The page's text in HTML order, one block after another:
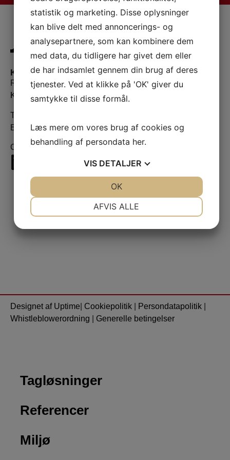
Kontaktinformation
Ryslinge Tagdækning A/S
Korsvangen 15, 5750 Ringe
Tlf:
E-mail:info@ryslingetag.dk
CVR.: 30554124
Designet af Uptime Cookiepolitik Persondatapolitik
Whistleblowerordning
Generelle betingelser
Tagløsninger
Referencer
Miljø
statistik og marketing. Disse oplysninger
kan blive delt med annoncerings- og
analysepartnere, som kan kombinere dem
med data, du tidligere har givet dem eller
de har indsamlet gennem din brug af deres
tjenester. Ved at klikke på 'OK' giver du
samtykke til disse formål.
Læs mere om vores brug af cookies og
behandling af persondata her.
VIS DETALJER
AFVIS ALLE
OK